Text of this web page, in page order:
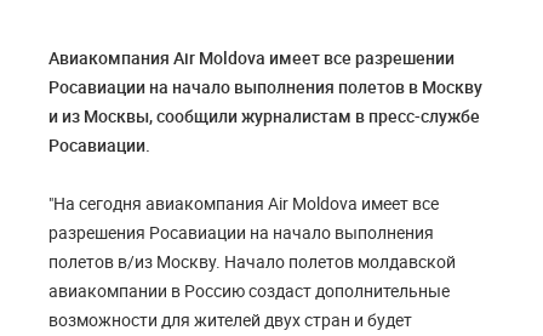
Авиакомпания Air Moldova имеет все разрешении
Росавиации на начало выполнения полетов в Москву
и из Москвы, сообщили журналистам в пресс-службе
Росавиации.
"На сегодня авиакомпания Air Moldova имеет все
разрешения Росавиации на начало выполнения
полетов в/из Москву. Начало полетов молдавской
авиакомпании в Россию создаст дополнительные
возможности для жителей двух стран и будет